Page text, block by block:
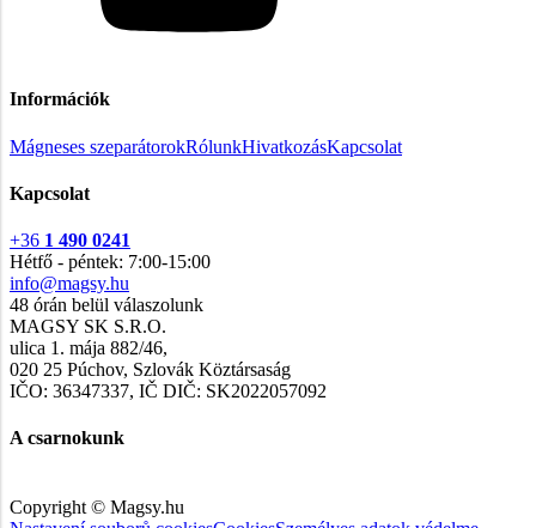
Információk
Mágneses szeparátorokRólunkHivatkozásKapcsolat
Kapcsolat
+36 1 490 0241
Hétfő - péntek: 7:00-15:00
info@magsy.hu
48 órán belül válaszolunk
MAGSY SK S.R.O.
ulica 1. mája 882/46,
020 25 Púchov, Szlovák Köztársaság
IČO: 36347337, IČ DIČ: SK2022057092
A csarnokunk
Copyright © Magsy.hu